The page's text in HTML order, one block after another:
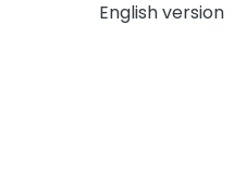
English version